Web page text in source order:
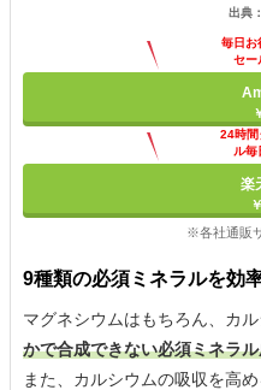
出典：
毎日お
セー
24時間
ル毎
楽
※各社通販
9種類の必須ミネラルを効
マグネシウムはもちろん、カ
かで合成できない必須ミネラ
また、カルシウムの吸収を高